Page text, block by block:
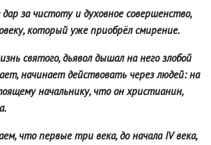
за чистоту и духовное совершенство,
который уже приобрёл смирение.
святого, дьявол дышал на него злобой
начинает действовать через людей: на
начальнику, что он христианин,
что первые три века, до начала IV века,